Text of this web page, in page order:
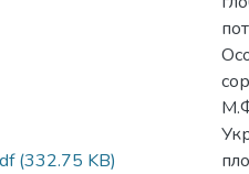
(332.75 KB)